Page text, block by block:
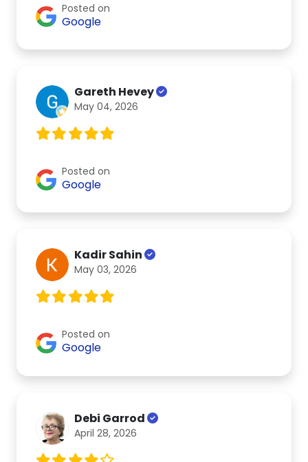
Posted on
Google
Gareth Hevey
May 04, 2026
Posted on
Google
Kadir Sahin
May 03, 2026
Posted on
Google
Debi Garrod
April 28, 2026